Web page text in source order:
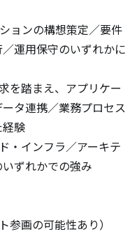
ョンの構想策定／要件
運用保守のいずれかに
を踏まえ、アプリケー
タ連携／業務プロセス
験
・インフラ／アーキテ
ずれかでの強み
参画の可能性あり）